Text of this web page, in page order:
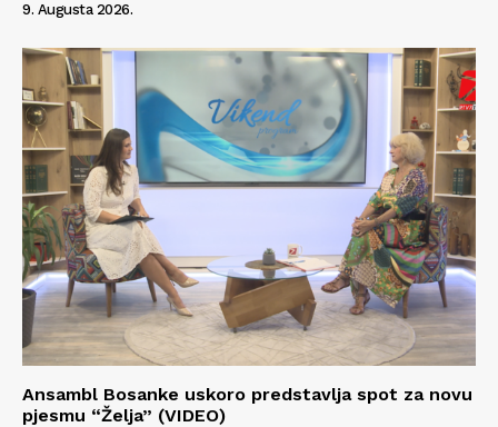
9. Augusta 2026.
Ansambl Bosanke uskoro predstavlja spot za novu
pjesmu “Želja” (VIDEO)